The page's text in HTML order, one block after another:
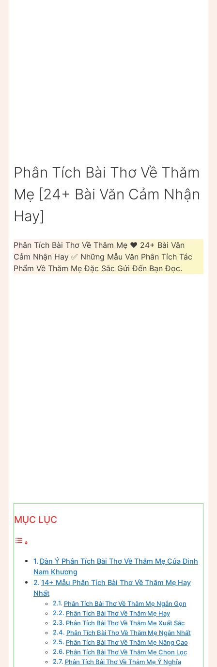
Phân Tích Bài Thơ Về Thăm
Mẹ [24+ Bài Văn Cảm Nhận
Hay]
Phân Tích Bài Thơ Về Thăm Mẹ ❤️ 24+ Bài Văn
Cảm Nhận Hay ✅ Những Mẫu Văn Phân Tích Tác
Phẩm Về Thăm Mẹ Đặc Sắc Gửi Đến Bạn Đọc.
MỤC LỤC
Dàn Ý Phân Tích Bài Thơ Về Thăm Mẹ Của Đinh
Nam Khương
14+ Mẫu Phân Tích Bài Thơ Về Thăm Mẹ Hay
Nhất
Phân Tích Bài Thơ Về Thăm Mẹ Ngắn Gọn
Phân Tích Bài Thơ Về Thăm Mẹ Hay
Phân Tích Bài Thơ Về Thăm Mẹ Xuất Sắc
Phân Tích Bài Thơ Về Thăm Mẹ Ngắn Nhất
Phân Tích Bài Thơ Về Thăm Mẹ Nâng Cao
Phân Tích Bài Thơ Về Thăm Mẹ Chọn Lọc
Phân Tích Bài Thơ Về Thăm Mẹ Ý Nghĩa